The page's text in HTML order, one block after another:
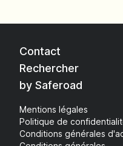
Contact
Rechercher
by Saferoad
Mentions légales
Politique de
Conditions générales